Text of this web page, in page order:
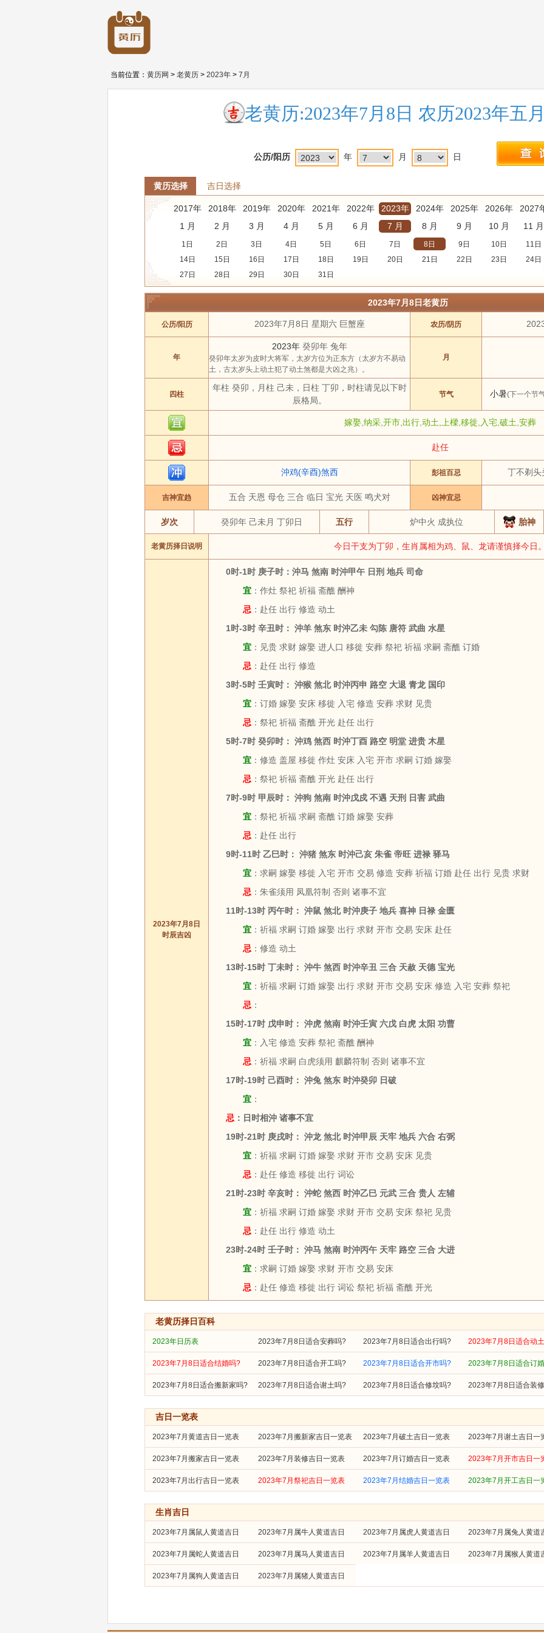
当前位置： 黄历网 > 老黄历 > 2023年 > 7月
老黄历:2023年7月8日 农历2023年五
公历/阳历 年 月 日
黄历选择 吉日选择
2017年 2018年 2019年 2020年 2021年 2022年 2023年 2024年 2025年 2026年
2027
1 月
2 月 3 月 4 月 5 月 6 月 7 月 8 月 9 月 10 月 11 月
1日 2日 3日 4日 5日 6日 7日 8日 9日 10日
11日
14日
15日 16日 17日 18日 19日 20日 21日 22日 23日
24日
27日
28日 29日 30日 31日
2022年 2023年 2024年
虎 兔
2023年7月8日老黄历
公历/阳历 2023年7月8日 星期六 巨蟹座 农历/阴历
年
2023年癸卯年 兔年
癸卯年太岁为皮时大将军，太岁方位为正东方（太岁方不易动
土，古太岁头上动土犯了动土煞都是大凶之兆）。
月
四柱
年柱 癸卯，月柱 己未，日柱 丁卯，时柱请见以下时
辰格局。
节气 小暑(下一个节
嫁娶,纳采,开市,出行,动土,上樑,移徙,入宅,破土,安葬
赴任
沖鸡(辛酉)煞西 彭祖百忌 丁不剃头
吉神宜趋 五合 天恩 母仓 三合 临日 宝光 天医 鸣犬对 凶神宜忌
岁次 癸卯年 己未月 丁卯日 五行 炉中火 成执位 胎神
老黄历择日说明 今日干支为丁卯，生肖属相为鸡、鼠、龙请谨慎择今日
2023年7月8日
时辰吉凶
0时-1时 庚子时：沖马 煞南 时沖甲午 日刑 地兵 司命
宜 ：作灶 祭祀 祈福 斋醮 酬神
忌 ：赴任 出行 修造 动土
1时-3时 辛丑时： 沖羊 煞东 时沖乙未 勾陈 唐符 武曲 水星
宜 ：见贵 求财 嫁娶 进人口 移徙 安葬 祭祀 祈福 求嗣 斋醮 订婚
忌 ：赴任 出行 修造
3时-5时 壬寅时： 沖猴 煞北 时沖丙申 路空 大退 青龙 国印
宜 ：订婚 嫁娶 安床 移徙 入宅 修造 安葬 求财 见贵
忌 ：祭祀 祈福 斋醮 开光 赴任 出行
5时-7时 癸卯时： 沖鸡 煞西 时沖丁酉 路空 明堂 进贵 木星
宜 ：修造 盖屋 移徙 作灶 安床 入宅 开市 求嗣 订婚 嫁娶
忌 ：祭祀 祈福 斋醮 开光 赴任 出行
7时-9时 甲辰时： 沖狗 煞南 时沖戊戍 不遇 天刑 日害 武曲
宜 ：祭祀 祈福 求嗣 斋醮 订婚 嫁娶 安葬
忌 ：赴任 出行
9时-11时 乙巳时： 沖猪 煞东 时沖己亥 朱雀 帝旺 进禄 驿马
宜 ：求嗣 嫁娶 移徙 入宅 开市 交易 修造 安葬 祈福 订婚 赴任 出行 见贵 求财
忌 ：朱雀须用 凤凰符制 否则 诸事不宜
11时-13时 丙午时： 沖鼠 煞北 时沖庚子 地兵 喜神 日禄 金匮
宜 ：祈福 求嗣 订婚 嫁娶 出行 求财 开市 交易 安床 赴任
忌 ：修造 动土
13时-15时 丁未时： 沖牛 煞西 时沖辛丑 三合 天赦 天德 宝光
宜 ：祈福 求嗣 订婚 嫁娶 出行 求财 开市 交易 安床 修造 入宅 安葬 祭祀
忌 ：
15时-17时 戊申时： 沖虎 煞南 时沖壬寅 六戊 白虎 太阳 功曹
宜 ：入宅 修造 安葬 祭祀 斋醮 酬神
忌 ：祈福 求嗣 白虎须用 麒麟符制 否则 诸事不宜
17时-19时 己酉时： 沖兔 煞东 时沖癸卯 日破
宜 ：
忌 ：日时相沖 诸事不宜
19时-21时 庚戌时： 沖龙 煞北 时沖甲辰 天牢 地兵 六合 右弼
宜 ：祈福 求嗣 订婚 嫁娶 求财 开市 交易 安床 见贵
忌 ：赴任 修造 移徙 出行 词讼
21时-23时 辛亥时： 沖蛇 煞西 时沖乙巳 元武 三合 贵人 左辅
宜 ：祈福 求嗣 订婚 嫁娶 求财 开市 交易 安床 祭祀 见贵
忌 ：赴任 出行 修造 动土
23时-24时 壬子时： 沖马 煞南 时沖丙午 天牢 路空 三合 大进
宜 ：求嗣 订婚 嫁娶 求财 开市 交易 安床
忌 ：赴任 修造 移徙 出行 词讼 祭祀 祈福 斋醮 开光
老黄历择日百科
2023年日历表 2023年7月8日适合安葬吗? 2023年7月8日适合出行吗? 2023年7月8日适合动
2023年7月8日适合结婚吗? 2023年7月8日适合开工吗? 2023年7月8日适合开市吗? 2023年7月8日适合订
2023年7月8日适合搬新家吗? 2023年7月8日适合谢土吗? 2023年7月8日适合修坟吗? 2023年7月8日适合装
吉日一览表
2023年7月黄道吉日一览表 2023年7月搬新家吉日一览表 2023年7月破土吉日一览表 2023年7月谢土吉日一
2023年7月搬家吉日一览表 2023年7月装修吉日一览表 2023年7月订婚吉日一览表 2023年7月开市吉日一
2023年7月出行吉日一览表 2023年7月祭祀吉日一览表 2023年7月结婚吉日一览表 2023年7月开工吉日一
生肖吉日
2023年7月属鼠人黄道吉日 2023年7月属牛人黄道吉日 2023年7月属虎人黄道吉日 2023年7月属兔人黄道
2023年7月属蛇人黄道吉日 2023年7月属马人黄道吉日 2023年7月属羊人黄道吉日 2023年7月属猴人黄道
2023年7月属狗人黄道吉日 2023年7月属猪人黄道吉日